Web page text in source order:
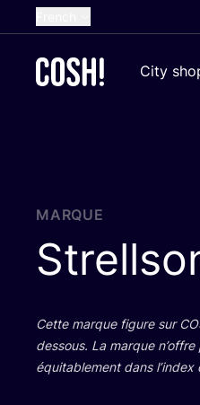
Dutch
City
MARQUE
Cette marque figure sur
des­sous. La marque
équi­ta­ble­ment dans